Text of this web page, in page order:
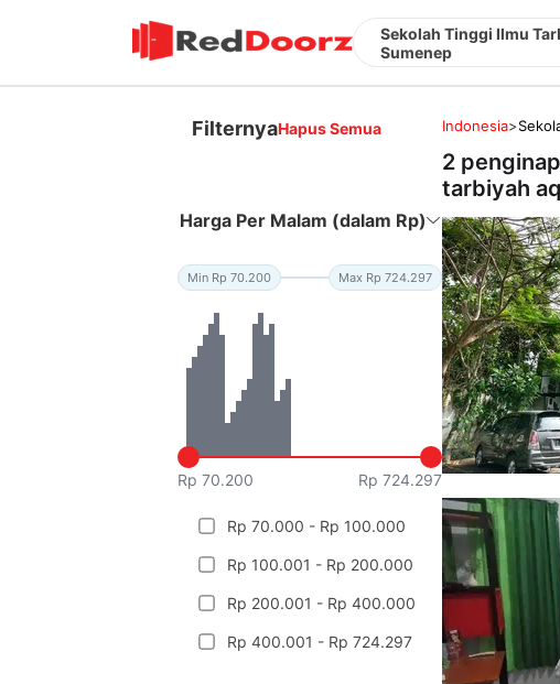
Sekolah Tinggi Ilmu
Sumenep
FilternyaHapus Semua
Harga Per Malam (dalam Rp)
Min Rp 70.200 Max Rp 724.297
Rp 70.200 Rp 724.297
Rp 70.000 - Rp 100.000
Rp 100.001 - Rp 200.000
Rp 200.001 - Rp 400.000
Rp 400.001 - Rp 724.297
Indonesia>
2
tarbiyah